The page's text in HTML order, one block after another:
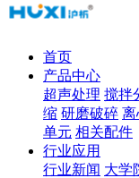
首页
产品中心
超声处理 搅拌
缩 研磨破碎 离
单元 相关配件
行业应用
行业新闻 大学